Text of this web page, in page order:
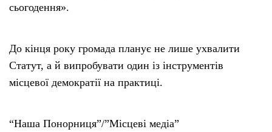
сьогодення».
До кінця року громада планує не лише ухвалити
Статут, а й випробувати один із інструментів
місцевої демократії на практиці.
“Наша Понорниця”/”Місцеві медіа”